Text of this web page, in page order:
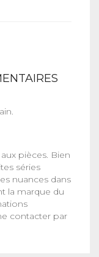
pièces. Bien
séries
nuances dans
la marque du
contacter par